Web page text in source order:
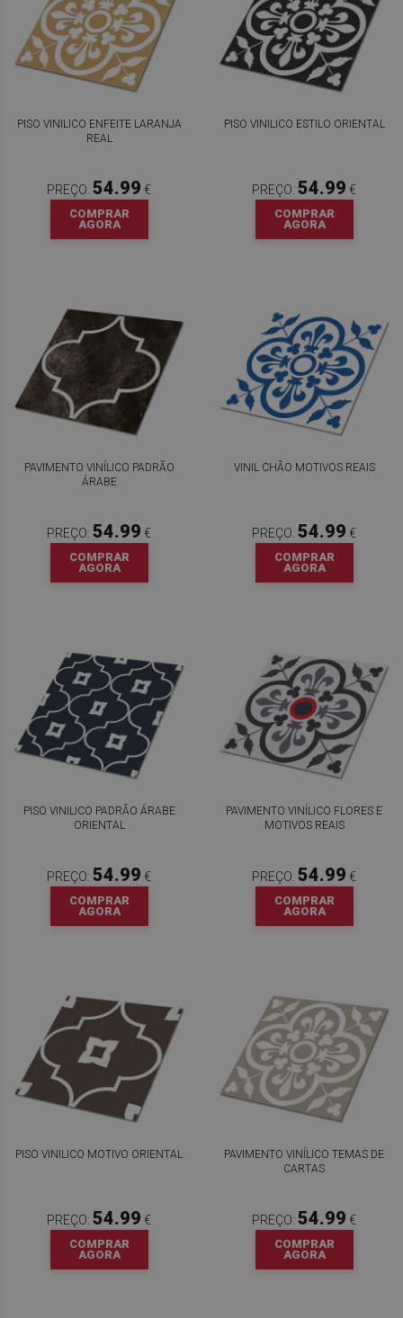
PISO VINILICO ENFEITE LARANJA
REAL
PREÇO: 54.99 €
COMPRAR
AGORA
PISO VINILICO ESTILO ORIENTAL
PREÇO: 54.99 €
COMPRAR
AGORA
PAVIMENTO VINÍLICO PADRÃO
ÁRABE
PREÇO: 54.99 €
COMPRAR
AGORA
VINIL CHÃO MOTIVOS REAIS
PREÇO: 54.99 €
COMPRAR
AGORA
PISO VINILICO PADRÃO ÁRABE
ORIENTAL
PREÇO: 54.99 €
COMPRAR
AGORA
PAVIMENTO VINÍLICO FLORES E
MOTIVOS REAIS
PREÇO: 54.99 €
COMPRAR
AGORA
PISO VINILICO MOTIVO ORIENTAL
PREÇO: 54.99 €
COMPRAR
AGORA
PAVIMENTO VINÍLICO TEMAS DE
CARTAS
PREÇO: 54.99 €
COMPRAR
AGORA